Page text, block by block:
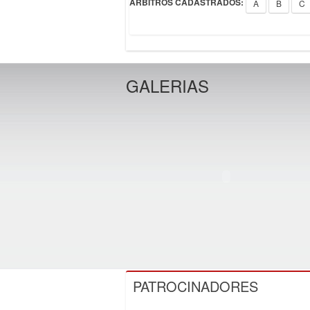
A B C
GALERIAS
PATROCINADORES